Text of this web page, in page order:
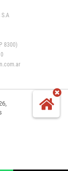
8300)